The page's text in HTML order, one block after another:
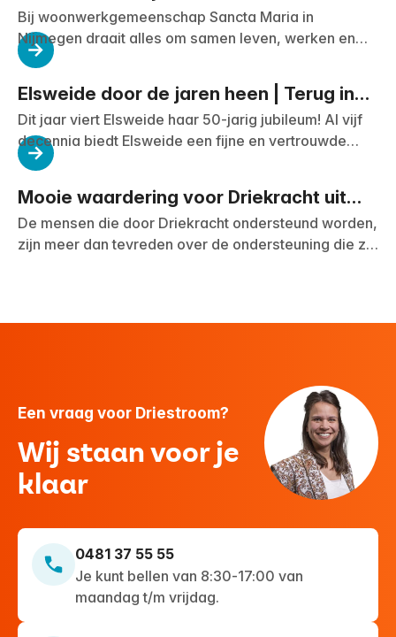
werken, samen doen
Bij woonwerkgemeenschap Sancta Maria in
Nijmegen draait alles om samen leven, werken en
vieren. Naast meerdere kleinschalige
zorgorganisaties in Villa Madeleine en het atelier van
kunstenaar Andreas Hetfeld – bekend van het
gezicht van Nijmegen – is er sinds kort een nieuw
initiatief bij gekomen: het klussenteam Alledaagse
Dienstverlening.
Elsweide door de jaren heen | Terug in
de tijd met Aty en Wil
Dit jaar viert Elsweide haar 50-jarig jubileum! Al vijf
decennia biedt Elsweide een fijne en vertrouwde
plek voor leren, werken en dagbesteding. Midden in
vol mooie herinneringen, bijzondere verhalen en
inspirerende momenten.
Mooie waardering voor Driekracht uit
cliëntervaringsonderzoek
De mensen die door Driekracht ondersteund worden,
zijn meer dan tevreden over de ondersteuning die zij
Een vraag voor Driestroom?
Wij staan voor je
klaar
0481 37 55 55
Je kunt bellen van 8:30-17:00 van
maandag t/m vrijdag.